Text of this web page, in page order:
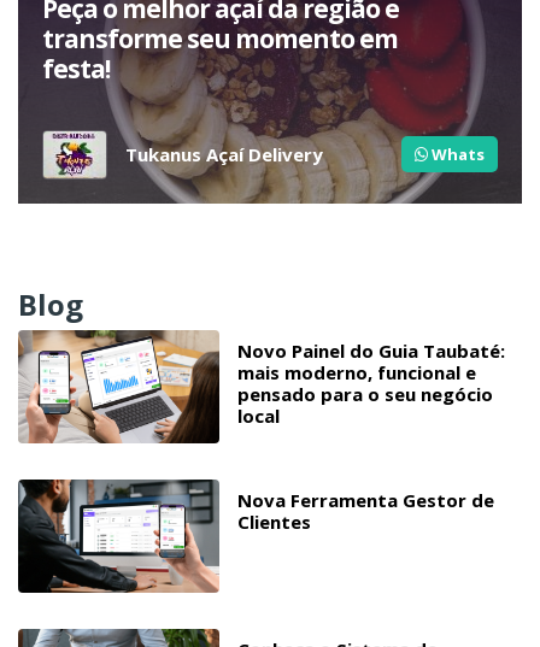
Peça o melhor açaí da região e
transforme seu momento em
festa!
Tukanus Açaí Delivery Whats
Blog
Novo Painel do Guia Taubaté:
mais moderno, funcional e
pensado para o seu negócio
local
Nova Ferramenta Gestor de
Clientes